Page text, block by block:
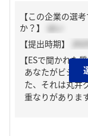
【この企業の選
か？】
はい
【提出時期】
【ESで聞かれた
あなたがビジネ
た、それは丸井
重なりがありま